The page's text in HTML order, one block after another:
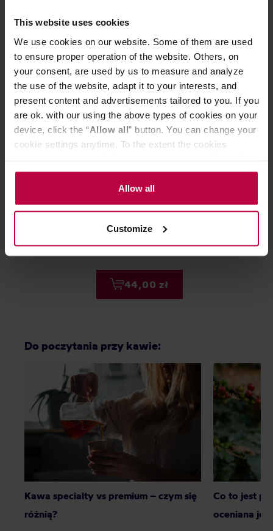
This website uses cookies
We use cookies on our website. Some of them are used
to ensure proper operation of the website. Others, on
your consent, are used by us to measure and analyze
the use of the website, adapt it to your interests, and
present content and advertisements tailored to you. If you
are ok. with our using the above types of cookies on your
device, click the “Allow all” button. You can change your
cookie settings anytime. To the extent the cookies
the controller’s (namely, ALL GOOD S.A., ul.
Mazowiecka 24I/U9, 78-100 Kołobrzeg) or third parties’
legitimate interests which are to ensure a high quality of
activities of the controller and authorized entities. More
information about cookies and the personal data
Allow all
Customize
Może Cię zainteresować
Bagdrip - kawa w saszetkach
44,00 zł
DARMOWA
Zestaw
Brewlab 500g
Data palenia:
Do poczytania przy kawie:
Kawa specialty vs premium – czym się
różnią?
Co to jest
oceniana